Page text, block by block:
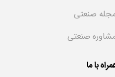
با ما
صنعتی
صنعتی